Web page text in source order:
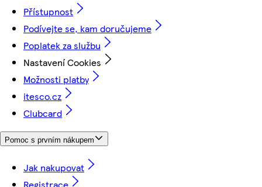
Přístupnost
Podívejte se, kam doručujeme
Poplatek za službu
Nastavení Cookies
Možnosti platby
itesco.cz
Clubcard
Pomoc s prvním nákupem
Jak nakupovat